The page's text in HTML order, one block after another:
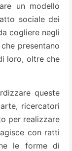
un modello
sociale dei
cogliere negli
presentano
loro, oltre che
queste
ricercatori
per realizzare
con ratti
le forme di